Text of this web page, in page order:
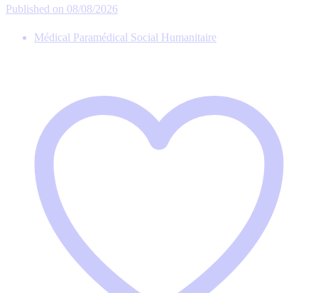
Published on 08/08/2026
Médical Paramédical Social Humanitaire